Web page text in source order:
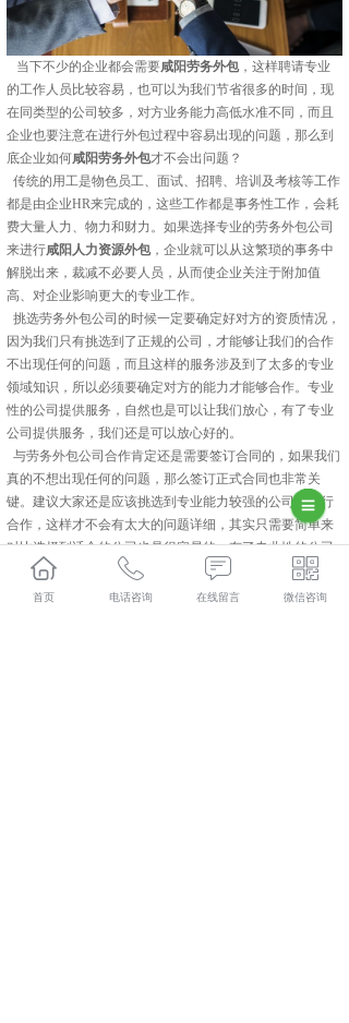
当下不少的企业都会需要咸阳劳务外包，这样聘请专业
的工作人员比较容易，也可以为我们节省很多的时间，现
在同类型的公司较多，对方业务能力高低水准不同，而且
企业也要注意在进行外包过程中容易出现的问题，那么到
底企业如何咸阳劳务外包才不会出问题？
传统的用工是物色员工、面试、招聘、培训及考核等工作
都是由企业HR来完成的，这些工作都是事务性工作，会耗
费大量人力、物力和财力。如果选择专业的劳务外包公司
来进行咸阳人力资源外包，企业就可以从这繁琐的事务中
解脱出来，裁减不必要人员，从而使企业关注于附加值
高、对企业影响更大的专业工作。
挑选劳务外包公司的时候一定要确定好对方的资质情况，
因为我们只有挑选到了正规的公司，才能够让我们的合作
不出现任何的问题，而且这样的服务涉及到了太多的专业
领域知识，所以必须要确定对方的能力才能够合作。专业
性的公司提供服务，自然也是可以让我们放心，有了专业
公司提供服务，我们还是可以放心好的。
与劳务外包公司合作肯定还是需要签订合同的，如果我们
真的不想出现任何的问题，那么签订正式合同也非常关
键。建议大家还是应该挑选到专业能力较强的公司来进行
合作，这样才不会有太大的问题详细，其实只需要简单来
对比选择到适合的公司也是很容易的，有了专业性的公司
还是值得认可的。
首页 电话咨询 在线留言 微信咨询